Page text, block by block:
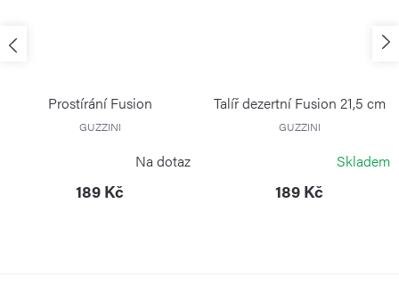
Prostírání Fusion
GUZZINI
Na dotaz
189 Kč
Talíř dezertní Fusion 21,5 cm
GUZZINI
Skladem
189 Kč